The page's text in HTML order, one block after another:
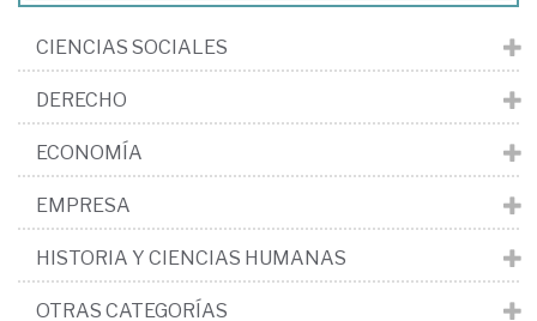
CIENCIAS SOCIALES
DERECHO
ECONOMÍA
EMPRESA
HISTORIA Y CIENCIAS HUMANAS
OTRAS CATEGORÍAS